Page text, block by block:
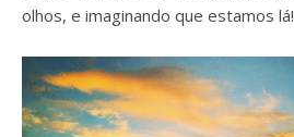
olhos, e imaginando que estamos lá!